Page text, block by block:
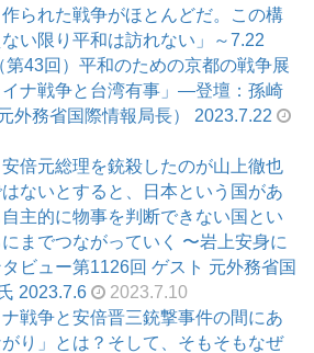
られた戦争がほとんどだ。この構
い限り平和は訪れない」～7.22
第43回）平和のための京都の戦争展
イナ戦争と台湾有事」―登壇：孫崎
外務省国際情報局長） 2023.7.22
安倍元総理を銃殺したのが山上徹也
ないとすると、日本という国があ
自主的に物事を判断できない国とい
までつながっていく 〜岩上安身に
ビュー第1126回 ゲスト 元外務省国
2023.7.6
2023.7.10
戦争と安倍晋三銃撃事件の間にあ
り」とは？そして、そもそもなぜ